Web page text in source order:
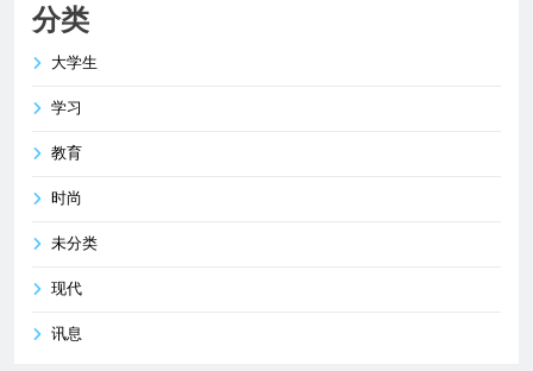
分类
大学生
学习
教育
时尚
未分类
现代
讯息